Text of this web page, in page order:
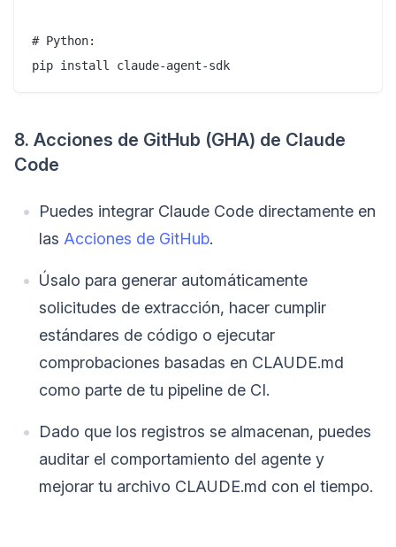
# Python:
pip install claude-agent-sdk
8. Acciones de GitHub (GHA) de Claude
Code
Puedes integrar Claude Code directamente en
las Acciones de GitHub.
Úsalo para generar automáticamente
solicitudes de extracción, hacer cumplir
estándares de código o ejecutar
comprobaciones basadas en CLAUDE.md
como parte de tu pipeline de CI.
Dado que los registros se almacenan, puedes
auditar el comportamiento del agente y
mejorar tu archivo CLAUDE.md con el tiempo.